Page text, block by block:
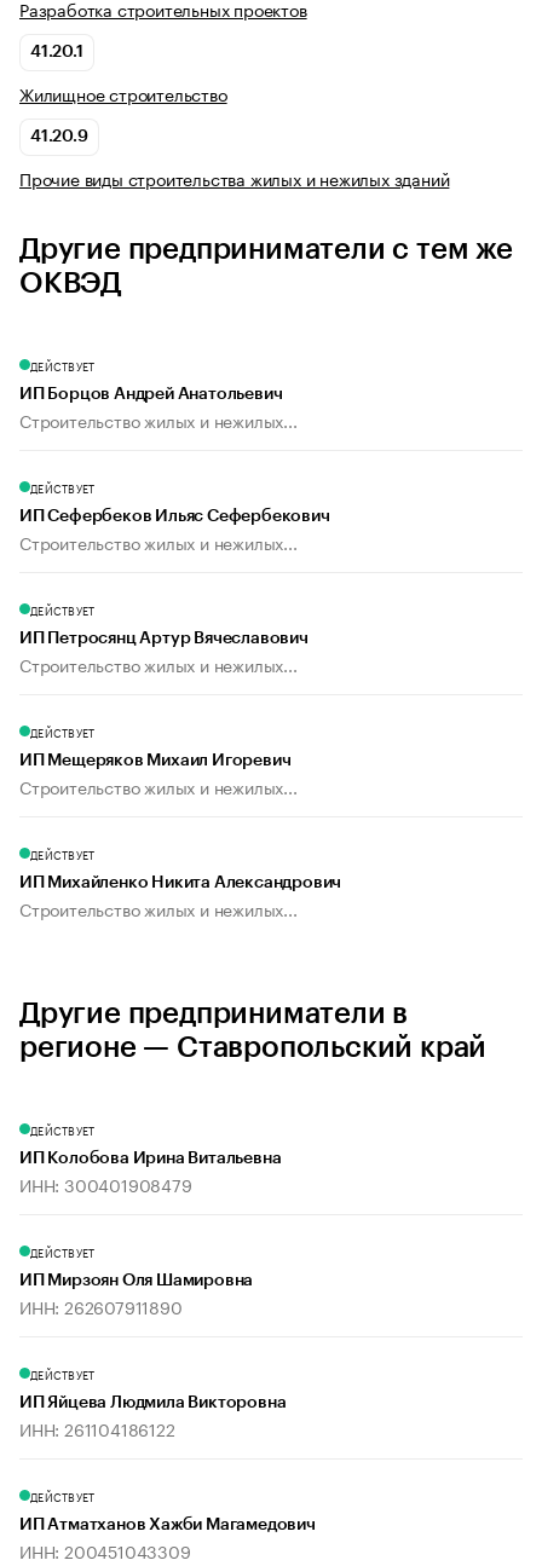
Разработка строительных проектов
41.20.1
Жилищное строительство
41.20.9
Прочие виды строительства жилых и нежилых зданий
Другие предприниматели с тем же
ОКВЭД
ДЕЙСТВУЕТ
ИП Борцов Андрей Анатольевич
Строительство жилых и нежилых...
ДЕЙСТВУЕТ
ИП Сефербеков Ильяс Сефербекович
Строительство жилых и нежилых...
ДЕЙСТВУЕТ
ИП Петросянц Артур Вячеславович
Строительство жилых и нежилых...
ДЕЙСТВУЕТ
ИП Мещеряков Михаил Игоревич
Строительство жилых и нежилых...
ДЕЙСТВУЕТ
ИП Михайленко Никита Александрович
Строительство жилых и нежилых...
Другие предприниматели в
регионе — Ставропольский край
ДЕЙСТВУЕТ
ИП Колобова Ирина Витальевна
ИНН: 300401908479
ДЕЙСТВУЕТ
ИП Мирзоян Оля Шамировна
ИНН: 262607911890
ДЕЙСТВУЕТ
ИП Яйцева Людмила Викторовна
ИНН: 261104186122
ДЕЙСТВУЕТ
ИП Атматханов Хажби Магамедович
ИНН: 200451043309